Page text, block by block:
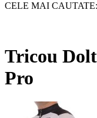
CELE MAI CAUTATE:
Tricou
Pro